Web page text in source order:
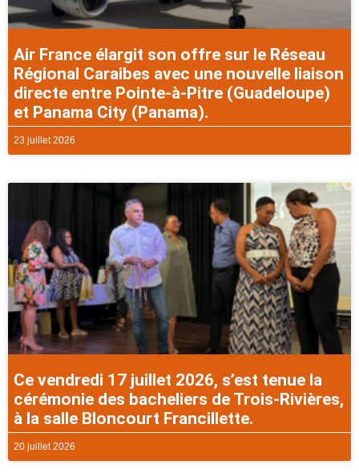
Air France élargit son offre sur le Réseau
Régional Caraibes avec une nouvelle liaison
directe entre Pointe-à-Pitre (Guadeloupe)
et Panama City (Panama).
23 juillet 2026
Ce vendredi 17 juillet 2026, s’est tenue la
cérémonie des bacheliers de Trois-Rivières,
à la salle Bloncourt Francillette.
20 juillet 2026